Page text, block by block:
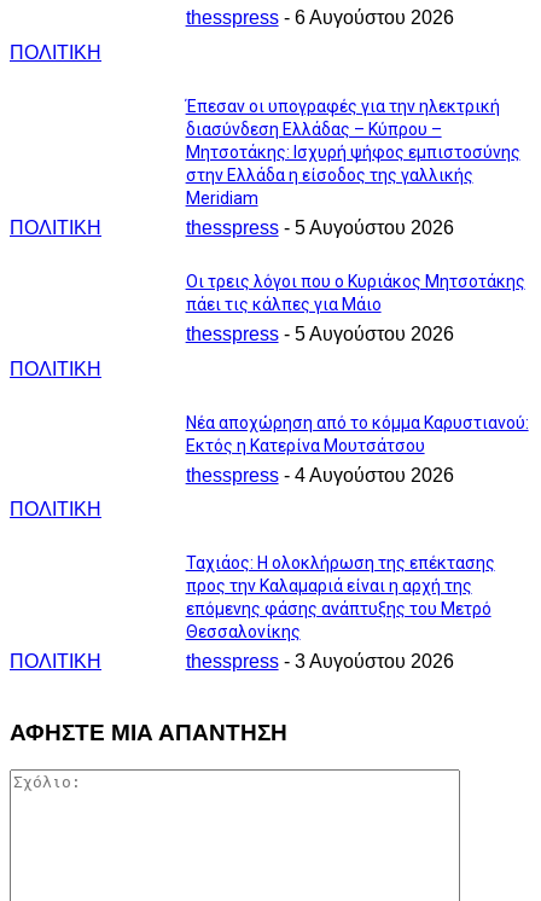
ΠΟΛΙΤΙΚΗ
thesspress - 6 Αυγούστου 2026
ΠΟΛΙΤΙΚΗ
Έπεσαν οι υπογραφές για την ηλεκτρική
διασύνδεση Ελλάδας – Κύπρου –
Μητσοτάκης: Ισχυρή ψήφος εμπιστοσύνης
στην Ελλάδα η είσοδος της γαλλικής
Meridiam
thesspress - 5 Αυγούστου 2026
ΠΟΛΙΤΙΚΗ
Οι τρεις λόγοι που ο Κυριάκος Μητσοτάκης
πάει τις κάλπες για Μάιο
thesspress - 5 Αυγούστου 2026
ΠΟΛΙΤΙΚΗ
Νέα αποχώρηση από το κόμμα Καρυστιανού:
Εκτός η Κατερίνα Μουτσάτσου
thesspress - 4 Αυγούστου 2026
ΠΟΛΙΤΙΚΗ
Ταχιάος: Η ολοκλήρωση της επέκτασης
προς την Καλαμαριά είναι η αρχή της
επόμενης φάσης ανάπτυξης του Μετρό
Θεσσαλονίκης
thesspress - 3 Αυγούστου 2026
ΑΦΗΣΤΕ ΜΙΑ ΑΠΑΝΤΗΣΗ